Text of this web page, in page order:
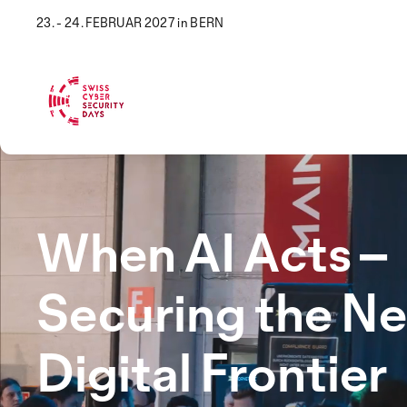
23. - 24. FEBRUAR 2027 in BERN
When AI Acts –
Securing the
Digital Frontier